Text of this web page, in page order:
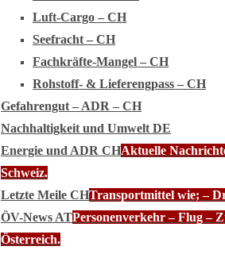
Luft-Cargo – CH
Seefracht – CH
Fachkräfte-Mangel – CH
Rohstoff- & Lieferengpass – CH
Gefahrengut – ADR – CH
Nachhaltigkeit und Umwelt DE
Energie und ADR CHAktuelle
Schweiz.
Letzte Meile CHTransportmittel wie; –
ÖV-News ATPersonenverkehr – Flug –
Österreich.